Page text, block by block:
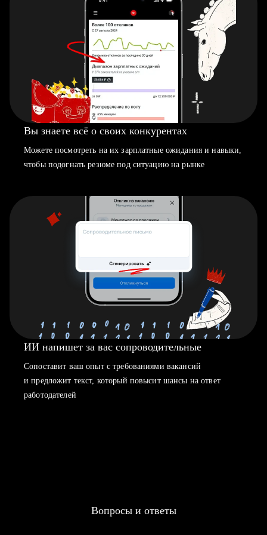
Вы знаете всё о своих конкурентах
Можете посмотреть на их зарплатные ожидания и навыки,
чтобы подогнать резюме под ситуацию на рынке
ИИ напишет за вас сопроводительные
Сопоставит ваш опыт с требованиями вакансий
и предложит текст, который повысит шансы на ответ
работодателей
Вопросы и ответы